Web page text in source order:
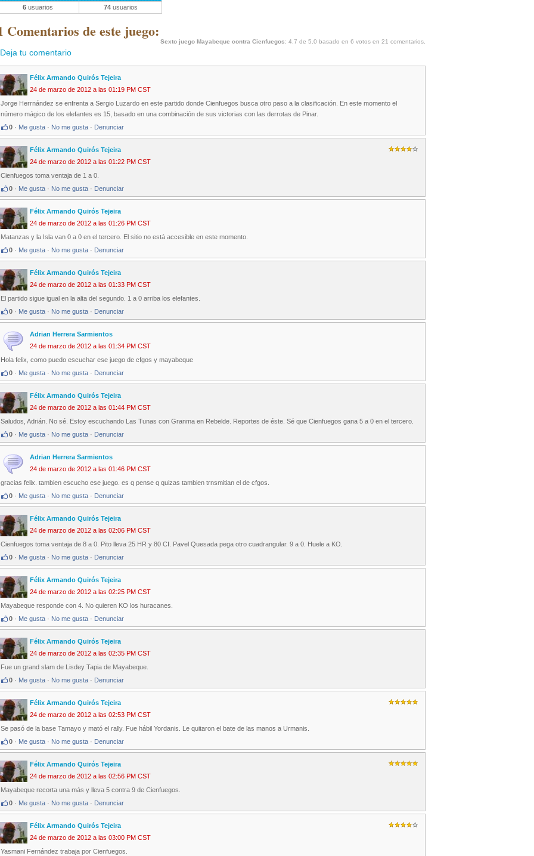
6 usuarios 74usuarios
Comentarios de este juego:
Sexto juego Mayabeque contra Cienfuegos: 4.7 de 5.0 basado en 6 votos en 21 comentarios.
Deja tu comentario
Félix Armando Quirós Tejeira
24 de marzo de 2012 a las 01:19 PM CST
Jorge Herrnández se enfrenta a Sergio Luzardo en este partido donde Cienfuegos busca otro paso a la clasificación. En este momento el
número mágico de los elefantes es 15, basado en una combinación de sus victorias con las derrotas de Pinar.
0 · Me gusta · No me gusta · Denunciar
Félix Armando Quirós Tejeira
24 de marzo de 2012 a las 01:22 PM CST
Cienfuegos toma ventaja de 1 a 0.
0 · Me gusta · No me gusta · Denunciar
Félix Armando Quirós Tejeira
24 de marzo de 2012 a las 01:26 PM CST
Matanzas y la Isla van 0 a 0 en el tercero. El sitio no está accesible en este momento.
0 · Me gusta · No me gusta · Denunciar
Félix Armando Quirós Tejeira
24 de marzo de 2012 a las 01:33 PM CST
El partido sigue igual en la alta del segundo. 1 a 0 arriba los elefantes.
0 · Me gusta · No me gusta · Denunciar
Adrian Herrera Sarmientos
24 de marzo de 2012 a las 01:34 PM CST
Hola felix, como puedo escuchar ese juego de cfgos y mayabeque
0 · Me gusta · No me gusta · Denunciar
Félix Armando Quirós Tejeira
24 de marzo de 2012 a las 01:44 PM CST
Saludos, Adrián. No sé. Estoy escuchando Las Tunas con Granma en Rebelde. Reportes de éste. Sé que Cienfuegos gana 5 a 0 en el tercero.
0 · Me gusta · No me gusta · Denunciar
Adrian Herrera Sarmientos
24 de marzo de 2012 a las 01:46 PM CST
gracias felix. tambien escucho ese juego. es q pense q quizas tambien trnsmitian el de cfgos.
0 · Me gusta · No me gusta · Denunciar
Félix Armando Quirós Tejeira
24 de marzo de 2012 a las 02:06 PM CST
Cienfuegos toma ventaja de 8 a 0. Pito lleva 25 HR y 80 CI. Pavel Quesada pega otro cuadrangular. 9 a 0. Huele a KO.
0 · Me gusta · No me gusta · Denunciar
Félix Armando Quirós Tejeira
24 de marzo de 2012 a las 02:25 PM CST
Mayabeque responde con 4. No quieren KO los huracanes.
0 · Me gusta · No me gusta · Denunciar
Félix Armando Quirós Tejeira
24 de marzo de 2012 a las 02:35 PM CST
Fue un grand slam de Lisdey Tapia de Mayabeque.
0 · Me gusta · No me gusta · Denunciar
Félix Armando Quirós Tejeira
24 de marzo de 2012 a las 02:53 PM CST
Se pasó de la base Tamayo y mató el rally. Fue hábil Yordanis. Le quitaron el bate de las manos a Urmanis.
0 · Me gusta · No me gusta · Denunciar
Félix Armando Quirós Tejeira
24 de marzo de 2012 a las 02:56 PM CST
Mayabeque recorta una más y lleva 5 contra 9 de Cienfuegos.
0 · Me gusta · No me gusta · Denunciar
Félix Armando Quirós Tejeira
24 de marzo de 2012 a las 03:00 PM CST
Yasmani Fernández trabaja por Cienfuegos.